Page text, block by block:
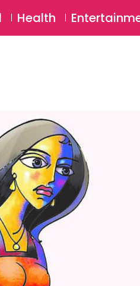
Health